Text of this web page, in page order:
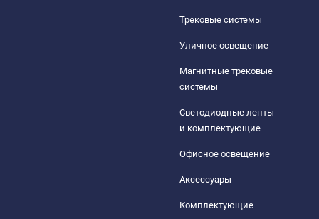
Трековые системы
Уличное освещение
Магнитные трековые
системы
Светодиодные ленты
и комплектующие
Офисное освещение
Аксессуары
Комплектующие